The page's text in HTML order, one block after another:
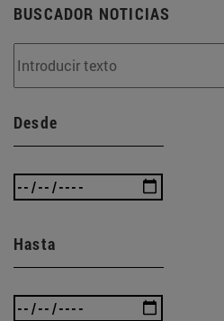
BUSCADOR NOTICIAS
Desde
Hasta